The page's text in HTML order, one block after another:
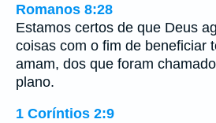
Romanos 8:28
Estamos certos de que Deus
coisas com o fim de beneficiar
amam, dos que foram
plano.
1 Coríntios 2:9